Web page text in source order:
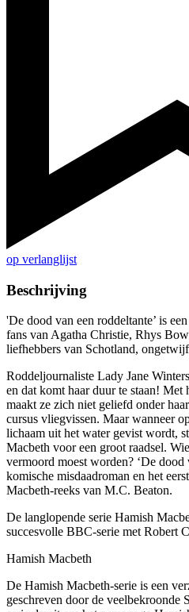
op verlanglijst
Beschrijving
'De dood van een roddeltante’ is
fans van Agatha Christie, Rhys
liefhebbers van Schotland,
Roddeljournaliste Lady Jane
en dat komt haar duur te staan!
maakt ze zich niet geliefd onder
cursus vliegvissen. Maar wanneer
lichaam uit het water gevist wordt,
Macbeth voor een groot raadsel.
vermoord moest worden? ‘De dood
komische misdaadroman en het
Macbeth-reeks van M.C. Beaton.
De langlopende serie Hamish
succesvolle BBC-serie met Robert
Hamish Macbeth
De Hamish Macbeth-serie is een
geschreven door de veelbekroonde